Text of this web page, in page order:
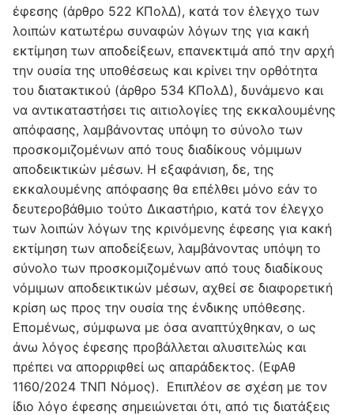
έφεσης (άρθρο 522 KΠολΔ), κατά τον έλεγχο των
λοιπών κατωτέρω συναφών λόγων της για κακή
εκτίμηση των αποδείξεων, επανεκτιμά από την αρχή
την ουσία της υποθέσεως και κρίνει την ορθότητα
του διατακτικού (άρθρο 534 KΠολΔ), δυνάμενο και
να αντικαταστήσει τις αιτιολογίες της εκκαλουμένης
απόφασης, λαμβάνοντας υπόψη το σύνολο των
προσκομιζομένων από τους διαδίκους νόμιμων
αποδεικτικών μέσων. Η εξαφάνιση, δε, της
εκκαλουμένης απόφασης θα επέλθει μόνο εάν το
δευτεροβάθμιο τούτο Δικαστήριο, κατά τον έλεγχο
των λοιπών λόγων της κρινόμενης έφεσης για κακή
εκτίμηση των αποδείξεων, λαμβάνοντας υπόψη το
σύνολο των προσκομιζομένων από τους διαδίκους
νόμιμων αποδεικτικών μέσων, αχθεί σε διαφορετική
κρίση ως προς την ουσία της ένδικης υπόθεσης.
Επομένως, σύμφωνα με όσα αναπτύχθηκαν, ο ως
άνω λόγος έφεσης προβάλλεται αλυσιτελώς και
πρέπει να απορριφθεί ως απαράδεκτος. (ΕφΑθ
1160/2024 ΤΝΠ Νόμος). Επιπλέον σε σχέση με τον
ίδιο λόγο έφεσης σημειώνεται ότι, από τις διατάξεις